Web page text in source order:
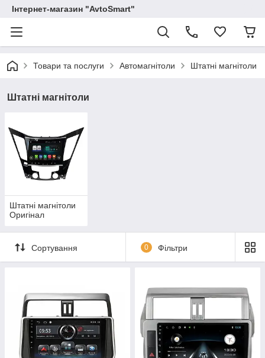
Інтернет-магазин "AvtoSmart"
Товари та послуги Автомагнітоли Штатні магнітоли
Штатні магнітоли
Штатні магнітоли
Оригінал
Сортування 0 Фільтри